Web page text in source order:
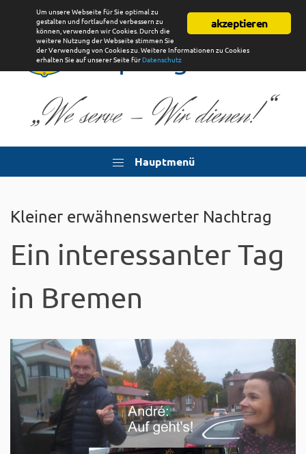
Lions Club
Uplengen
„We serve - Wir dienen!“
Hauptmenü
Kleiner erwähnenswerter Nachtrag
Ein interessanter Tag
in Bremen
akzeptieren
Um unsere Webseite für Sie optimal zu
gestalten und fortlaufend verbessern zu
können, verwenden wir Cookies. Durch die
weitere Nutzung der Webseite stimmen Sie
der Verwendung von Cookies zu. Weitere Informationen zu Cookies
erhalten Sie auf unserer Seite fürDatenschutz